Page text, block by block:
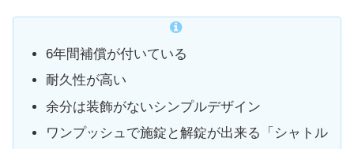
6年間補償が付いている
耐久性が高い
余分は装飾がないシンプルデザイン
ワンプッシュで施錠と解錠が出来る「シャトル